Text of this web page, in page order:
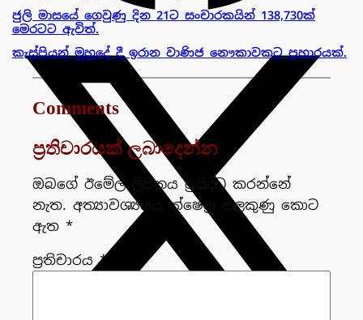
ජුලි මාසයේ ගෙවුණු දින 21ට සංචාරකයින් 138,730ක්
මෙරටට ඇවිත්.
කැස්පියන් මුහුදේ දී ඉරාන වාණිජ නෞකාවකට ප්‍රහාරයක්.
Comments
ප්‍රතිචාරයක් ලබාදෙන්න
ඔබගේ ඊමේල් ලිපිනය ප්‍රසිද්ධ කරන්නේ
නැත. අත්‍යාවශ්‍යයය ක්ෂේත්‍ර සලකුණු කොට
ඇත *
ප්‍රතිචාරය*